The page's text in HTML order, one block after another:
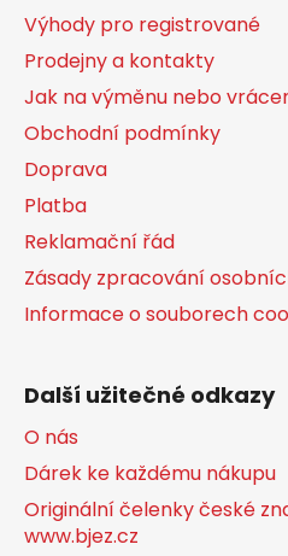
Výhody pro registrované
Prodejny a kontakty
Jak na výměnu nebo
Obchodní podmínky
Doprava
Platba
Reklamační řád
Zásady zpracování
Informace o souborech
Další užitečné odkazy
O nás
Dárek ke každému nákupu
Originální čelenky české
www.bjez.cz